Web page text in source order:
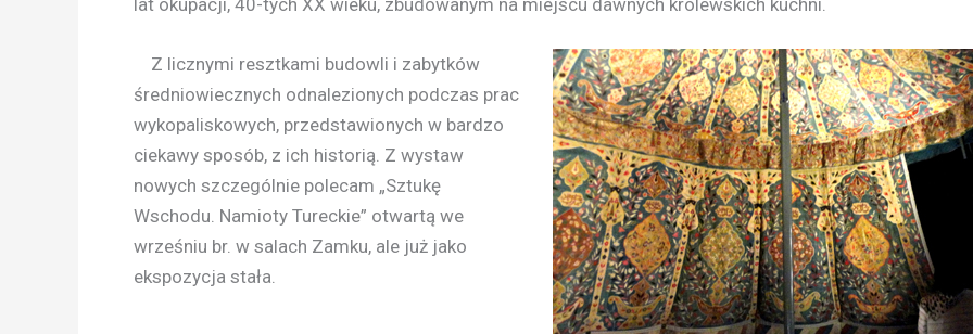
Z licznymi resztkami budowli i zabytków
średniowiecznych odnalezionych podczas prac
wykopaliskowych, przedstawionych w bardzo
ciekawy sposób, z ich historią. Z wystaw
nowych szczególnie polecam „Sztukę
Wschodu. Namioty Tureckie” otwartą we
wrześniu br. w salach Zamku, ale już jako
ekspozycja stała.